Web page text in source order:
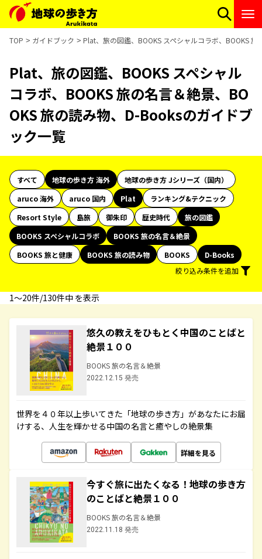
TOP ガイドブック Plat、旅の図鑑、BOOKS スペシャルコラボ、BOOKS
Plat、旅の図鑑、BOOKS スペシャル
コラボ、BOOKS 旅の名言＆絶景、BO
OKS 旅の読み物、D-Booksのガイドブ
ック一覧
すべて 地球の歩き方 海外
地球の歩き方 Jシリーズ（国内）
aruco 海外
aruco 国内 Plat
ランキング&テクニック
Resort Style
島旅 御朱印 歴史時代
旅の図鑑
BOOKS スペシャルコラボ
BOOKS 旅の名言＆絶景
BOOKS 旅と健康
BOOKS 旅の読み物 BOOKS
D-Books
絞り込み条件を追加
1〜20件/130件中 を表示
悠久の教えをひもとく中国のことばと
絶景１００
BOOKS 旅の名言＆絶景
2022.12.15 発売
世界を４０年以上歩いてきた「地球の歩き方」があなたにお届
けする、人生を輝かせる中国の名言と癒やしの絶景集
詳細を見る
今すぐ旅に出たくなる！地球の歩き方
のことばと絶景１００
BOOKS 旅の名言＆絶景
2022.11.18 発売